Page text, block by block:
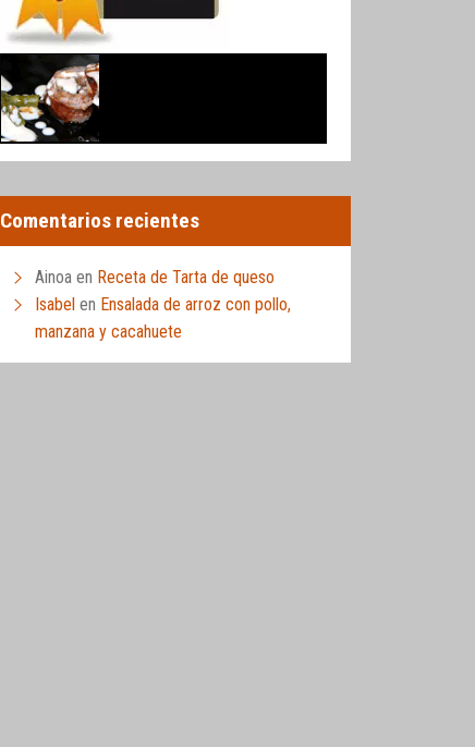
Comentarios recientes
Ainoa en Receta de Tarta de queso
Isabel en Ensalada de arroz con pollo,
manzana y cacahuete